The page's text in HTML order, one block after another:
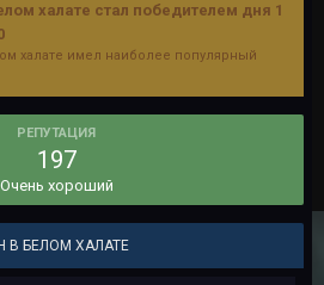
халате стал победителем дня 1
халате имел наиболее популярный
РЕПУТАЦИЯ
197
Очень хороший
В БЕЛОМ ХАЛАТЕ